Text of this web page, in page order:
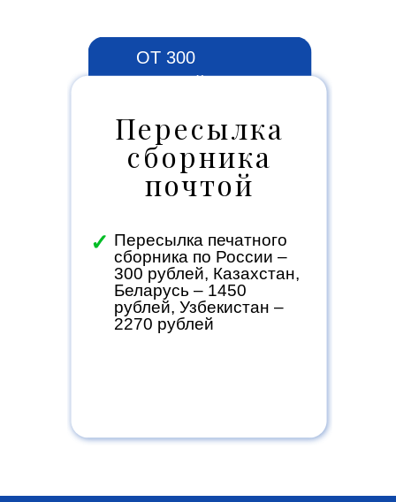
Пересылка печатного
сборника по России –
300 рублей, Казахстан,
Беларусь – 1450
рублей, Узбекистан –
2270 рублей
✓
ОТ 300
Пересылка
сборника
почтой